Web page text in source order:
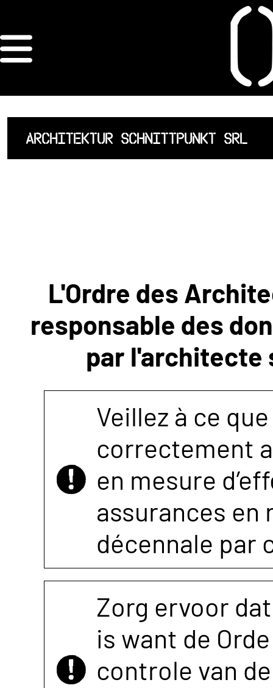
ORDRE DES
ARCHITECTES
ACCUEIL
LISTE DES
NOUS
CONTACTER
ARCHITEKTUR SCHNITTPUNKT SRL
L'Ordre des
responsable des
par l'architecte
Veillez à ce
correctement
en mesure
assurances
décennale par
Zorg ervoor
is want de
controle van